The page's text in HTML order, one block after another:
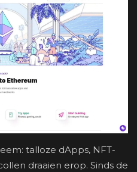
talloze dApps, NFT-
draaien erop. Sinds de